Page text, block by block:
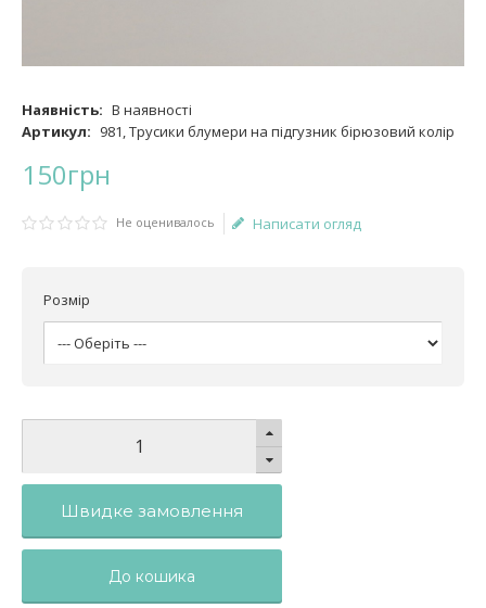
Наявність: В наявності
Артикул: 981, Трусики блумери на підгузник бірюзовий колір
150грн
Не оценивалось Написати огляд
Розмір
Швидке замовлення
До кошика